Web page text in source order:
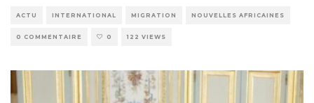
ACTU INTERNATIONAL MIGRATION NOUVELLES AFRICAINES
0 COMMENTAIRE 0 122 VIEWS